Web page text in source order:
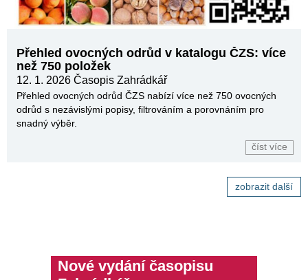
Přehled ovocných odrůd v katalogu ČZS: více
než 750 položek
12. 1. 2026 Časopis Zahrádkář
Přehled ovocných odrůd ČZS nabízí více než 750 ovocných
odrůd s nezávislými popisy, filtrováním a porovnáním pro
snadný výběr.
číst více
zobrazit další
Nové vydání časopisu